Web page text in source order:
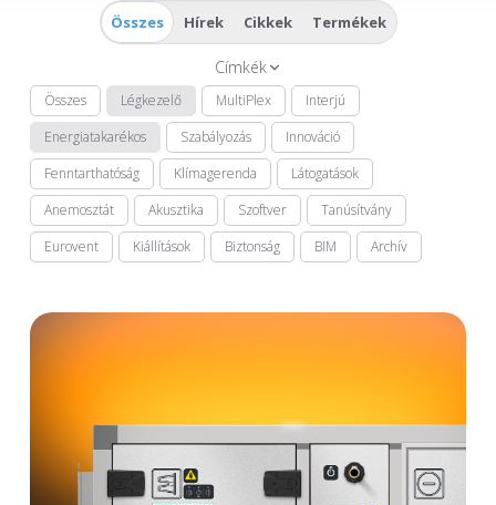
Összes Hírek Cikkek Termékek
Címkék
Összes Légkezelő MultiPlex
Interjú
Energiatakarékos
Szabályozás
Innováció
Fenntarthatóság
Klímagerenda
Látogatások
Anemosztát
Akusztika Szoftver
Tanúsítvány
Eurovent
Kiállítások Biztonság BIM Archív